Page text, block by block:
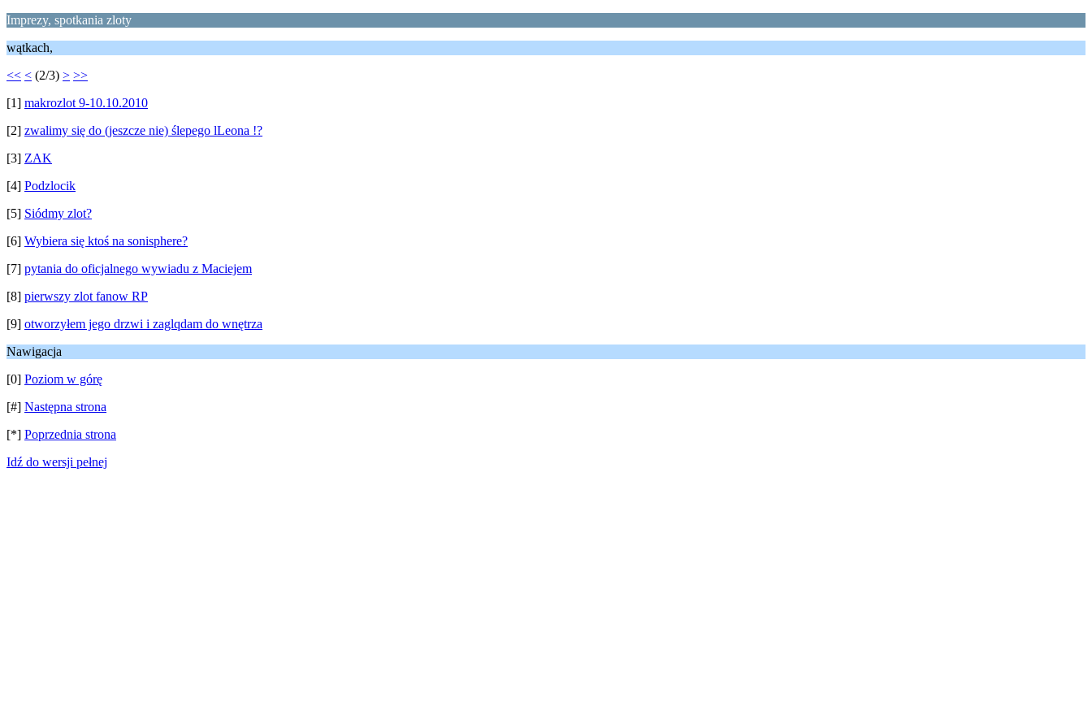
Imprezy, spotkania zloty
wątkach,
<< < (2/3) > >>
[1] makrozlot 9-10.10.2010
[2] zwalimy się do (jeszcze nie) ślepego lLeona !?
[3] ZAK
[4] Podzlocik
[5] Siódmy zlot?
[6] Wybiera się ktoś na sonisphere?
[7] pytania do oficjalnego wywiadu z Maciejem
[8] pierwszy zlot fanow RP
[9] otworzyłem jego drzwi i zaglqdam do wnętrza
Nawigacja
[0] Poziom w górę
[#] Następna strona
[*] Poprzednia strona
Idź do wersji pełnej